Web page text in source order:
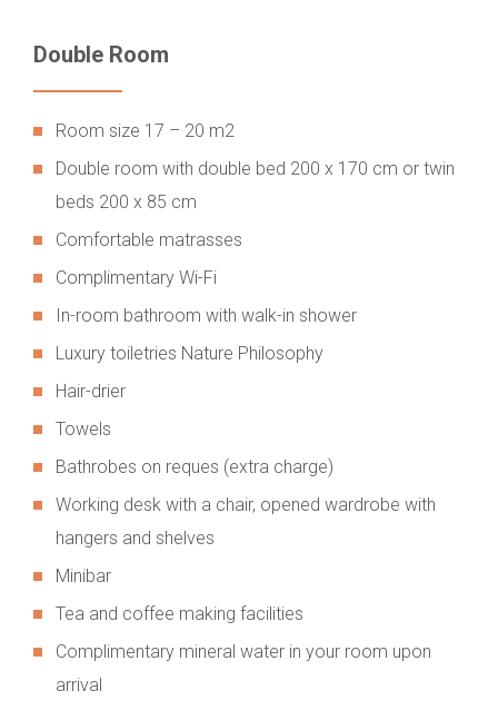
Double Room
Room size 17 – 20 m2
Double room with double bed 200 x 170 cm or twin
beds 200 x 85 cm
Comfortable matrasses
Complimentary Wi-Fi
In-room bathroom with walk-in shower
Luxury toiletries Nature Philosophy
Hair-drier
Towels
Bathrobes on reques (extra charge)
Working desk with a chair, opened wardrobe with
hangers and shelves
Minibar
Tea and coffee making facilities
Complimentary mineral water in your room upon
arrival